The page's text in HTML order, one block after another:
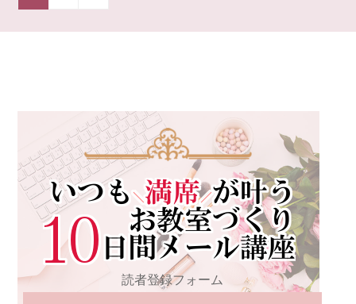
読者登録フォーム